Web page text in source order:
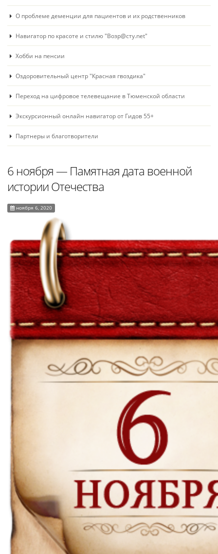
О проблеме деменции для пациентов и их родственников
Навигатор по красоте и стилю "Возр@сту.net"
Хобби на пенсии
Оздоровительный центр "Красная гвоздика"
Переход на цифровое телевещание в Тюменской области
Экскурсионный онлайн навигатор от Гидов 55+
Партнеры и благотворители
6 ноября ― Памятная дата военной
истории Отечества
ноября 6, 2020